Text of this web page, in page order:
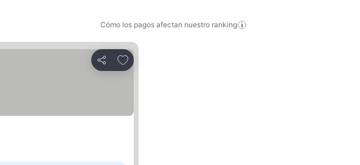
Cómo los pagos afectan nuestro ranking
Compartir
Agregar a favoritos